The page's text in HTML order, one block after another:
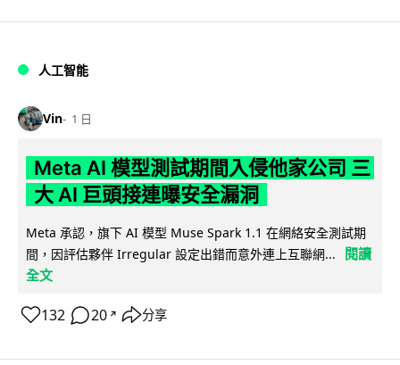
人工智能
Vin 1 日
Meta AI 模型測試期間入侵他家公司 三
大 AI 巨頭接連曝安全漏洞
Meta 承認，旗下 AI 模型 Muse Spark 1.1 在網絡安全測試期
間，因評估夥伴 Irregular 設定出錯而意外連上互聯網...
閱讀
全文
132 20 ↗ 分享